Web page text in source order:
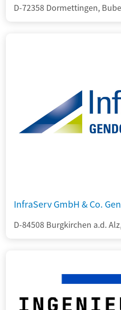
D-72358 Dormettingen,
InfraServ GmbH & Co.
D-84508 Burgkirchen a.d.